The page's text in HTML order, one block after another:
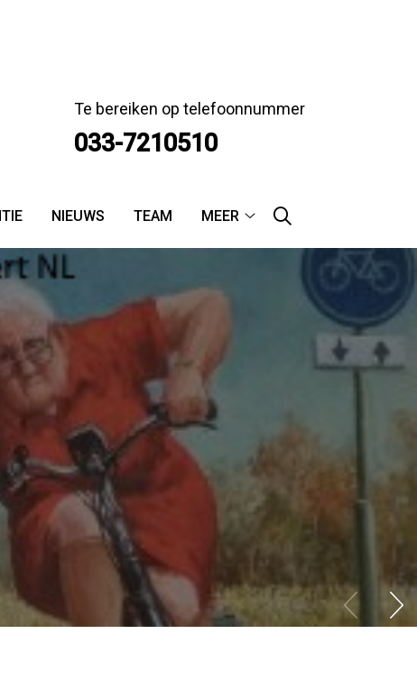
Te bereiken op telefoonnummer
033-7210510
NIEUWS TEAM
MEER